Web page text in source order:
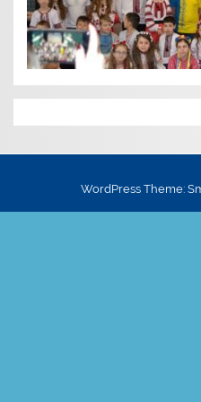
WordPress Theme: